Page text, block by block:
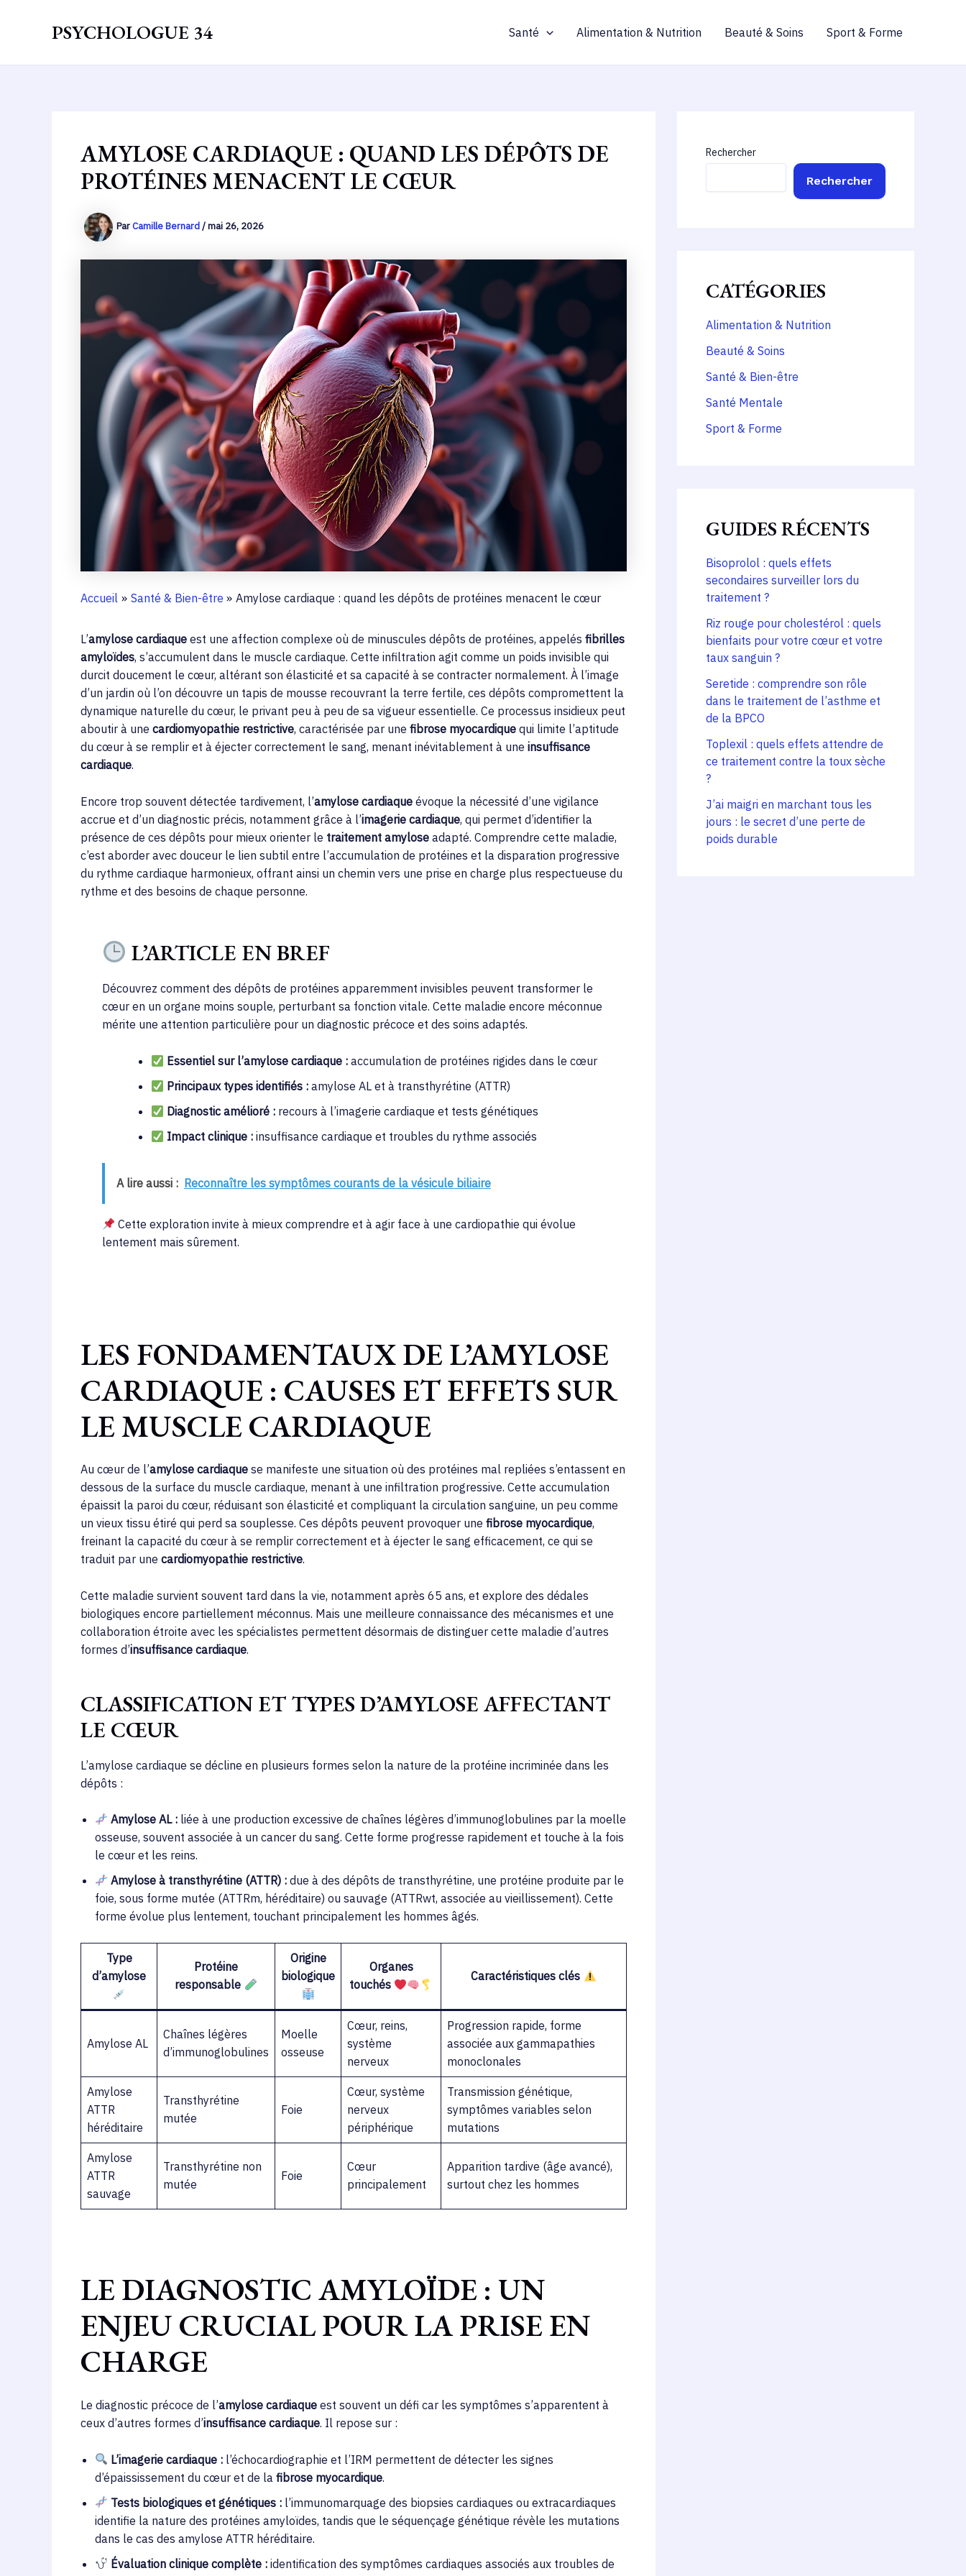
PSYCHOLOGUE 34 Santé Alimentation & Nutrition Beauté & Soins Sport & Forme
AMYLOSE CARDIAQUE : QUAND LES DÉPÔTS DE
PROTÉINES MENACENT LE CŒUR
ParCamille Bernard/mai 26, 2026
Accueil Santé & Bien-être Amylose cardiaque : quand les dépôts de protéines menacent le cœur
L’amylose cardiaque est une affection complexe où de minuscules dépôts de protéines, appelés fibrilles
amyloïdes, s’accumulent dans le muscle cardiaque. Cette infiltration agit comme un poids invisible qui
durcit doucement le cœur, altérant son élasticité et sa capacité à se contracter normalement. À l’image
d’un jardin où l’on découvre un tapis de mousse recouvrant la terre fertile, ces dépôts compromettent la
dynamique naturelle du cœur, le privant peu à peu de sa vigueur essentielle. Ce processus insidieux peut
aboutir à une cardiomyopathie restrictive, caractérisée par une fibrose myocardique qui limite l’aptitude
du cœur à se remplir et à éjecter correctement le sang, menant inévitablement à une insuffisance
cardiaque.
Encore trop souvent détectée tardivement, l’amylose cardiaque évoque la nécessité d’une vigilance
accrue et d’un diagnostic précis, notamment grâce à l’imagerie cardiaque, qui permet d’identifier la
présence de ces dépôts pour mieux orienter le traitement amylose adapté. Comprendre cette maladie,
c’est aborder avec douceur le lien subtil entre l’accumulation de protéines et la disparation progressive
du rythme cardiaque harmonieux, offrant ainsi un chemin vers une prise en charge plus respectueuse du
rythme et des besoins de chaque personne.
L’ARTICLE EN BREF
Découvrez comment des dépôts de protéines apparemment invisibles peuvent transformer le
cœur en un organe moins souple, perturbant sa fonction vitale. Cette maladie encore méconnue
mérite une attention particulière pour un diagnostic précoce et des soins adaptés.
Essentiel sur l’amylose cardiaque : accumulation de protéines rigides dans le cœur
Principaux types identifiés : amylose AL et à transthyrétine (ATTR)
Diagnostic amélioré : recours à l’imagerie cardiaque et tests génétiques
Impact clinique : insuffisance cardiaque et troubles du rythme associés
A lire aussi : Reconnaître les symptômes courants de la vésicule biliaire
Cette exploration invite à mieux comprendre et à agir face à une cardiopathie qui évolue
lentement mais sûrement.
LES FONDAMENTAUX DE L’AMYLOSE
CARDIAQUE : CAUSES ET EFFETS SUR
LE MUSCLE CARDIAQUE
Au cœur de l’amylose cardiaque se manifeste une situation où des protéines mal repliées s’entassent en
dessous de la surface du muscle cardiaque, menant à une infiltration progressive. Cette accumulation
épaissit la paroi du cœur, réduisant son élasticité et compliquant la circulation sanguine, un peu comme
un vieux tissu étiré qui perd sa souplesse. Ces dépôts peuvent provoquer une fibrose myocardique,
freinant la capacité du cœur à se remplir correctement et à éjecter le sang efficacement, ce qui se
traduit par une cardiomyopathie restrictive.
Cette maladie survient souvent tard dans la vie, notamment après 65 ans, et explore des dédales
biologiques encore partiellement méconnus. Mais une meilleure connaissance des mécanismes et une
collaboration étroite avec les spécialistes permettent désormais de distinguer cette maladie d’autres
formes d’insuffisance cardiaque.
CLASSIFICATION ET TYPES D’AMYLOSE AFFECTANT
LE CŒUR
L’amylose cardiaque se décline en plusieurs formes selon la nature de la protéine incriminée dans les
dépôts :
Amylose AL : liée à une production excessive de chaînes légères d’immunoglobulines par la moelle
osseuse, souvent associée à un cancer du sang. Cette forme progresse rapidement et touche à la fois
le cœur et les reins.
Amylose à transthyrétine (ATTR) : due à des dépôts de transthyrétine, une protéine produite par le
foie, sous forme mutée (ATTRm, héréditaire) ou sauvage (ATTRwt, associée au vieillissement). Cette
forme évolue plus lentement, touchant principalement les hommes âgés.
Type
d’amylose
Protéine
responsable
Origine
biologique
Organes
touchés
Caractéristiques clés
Amylose AL
Chaînes légères
d’immunoglobulines
Moelle
osseuse
Cœur, reins,
système
nerveux
Progression rapide, forme
associée aux gammapathies
monoclonales
Amylose
ATTR
héréditaire
Transthyrétine
mutée
Foie
Cœur, système
nerveux
périphérique
Transmission génétique,
symptômes variables selon
mutations
Amylose
ATTR
sauvage
Transthyrétine non
mutée
Foie
Cœur
principalement
Apparition tardive (âge avancé),
surtout chez les hommes
LE DIAGNOSTIC AMYLOÏDE : UN
ENJEU CRUCIAL POUR LA PRISE EN
CHARGE
Le diagnostic précoce de l’amylose cardiaque est souvent un défi car les symptômes s’apparentent à
ceux d’autres formes d’insuffisance cardiaque. Il repose sur :
L’imagerie cardiaque : l’échocardiographie et l’IRM permettent de détecter les signes
d’épaississement du cœur et de la fibrose myocardique.
Tests biologiques et génétiques : l’immunomarquage des biopsies cardiaques ou extracardiaques
identifie la nature des protéines amyloïdes, tandis que le séquençage génétique révèle les mutations
dans le cas des amylose ATTR héréditaire.
Évaluation clinique complète : identification des symptômes cardiaques associés aux troubles de
Rechercher
Rechercher
CATÉGORIES
Alimentation & Nutrition
Beauté & Soins
Santé & Bien-être
Santé Mentale
Sport & Forme
GUIDES RÉCENTS
Bisoprolol : quels effets
secondaires surveiller lors du
traitement ?
Riz rouge pour cholestérol : quels
bienfaits pour votre cœur et votre
taux sanguin ?
Seretide : comprendre son rôle
dans le traitement de l’asthme et
de la BPCO
Toplexil : quels effets attendre de
ce traitement contre la toux sèche
?
J’ai maigri en marchant tous les
jours : le secret d’une perte de
poids durable